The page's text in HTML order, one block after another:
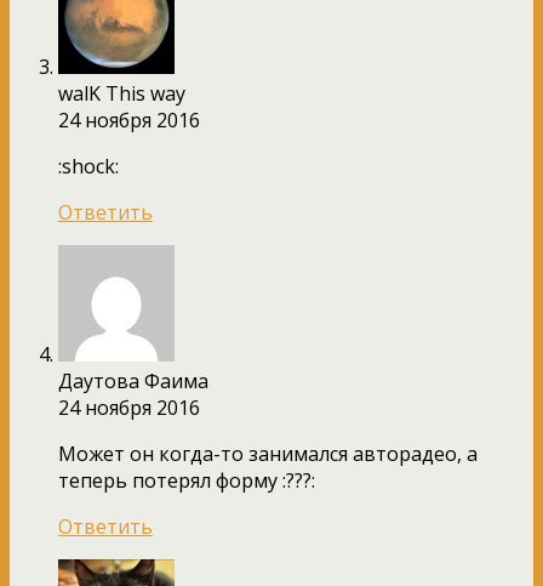
walK This way
24 ноября 2016
:shock:
Ответить
Даутова Фаима
24 ноября 2016
Может он когда-то занимался авторадео, а
теперь потерял форму :???:
Ответить